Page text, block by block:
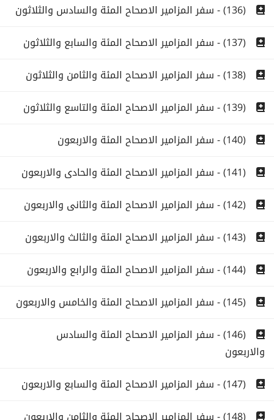
(136) - سفر المزامير الاصحاح المئة والسادس والثلاثون
(137) - سفر المزامير الاصحاح المئة والسابع والثلاثون
(138) - سفر المزامير الاصحاح المئة والثامن والثلاثون
(139) - سفر المزامير الاصحاح المئة والتاسع والثلاثون
(140) - سفر المزامير الاصحاح المئة والاربعون
(141) - سفر المزامير الاصحاح المئة والحادى والاربعون
(142) - سفر المزامير الاصحاح المئة والثانى والاربعون
(143) - سفر المزامير الاصحاح المئة والثالث والاربعون
(144) - سفر المزامير الاصحاح المئة والرابع والاربعون
(145) - سفر المزامير الاصحاح المئة والخامس والاربعون
(146) - سفر المزامير الاصحاح المئة والسادس
والاربعون
(147) - سفر المزامير الاصحاح المئة والسابع والاربعون